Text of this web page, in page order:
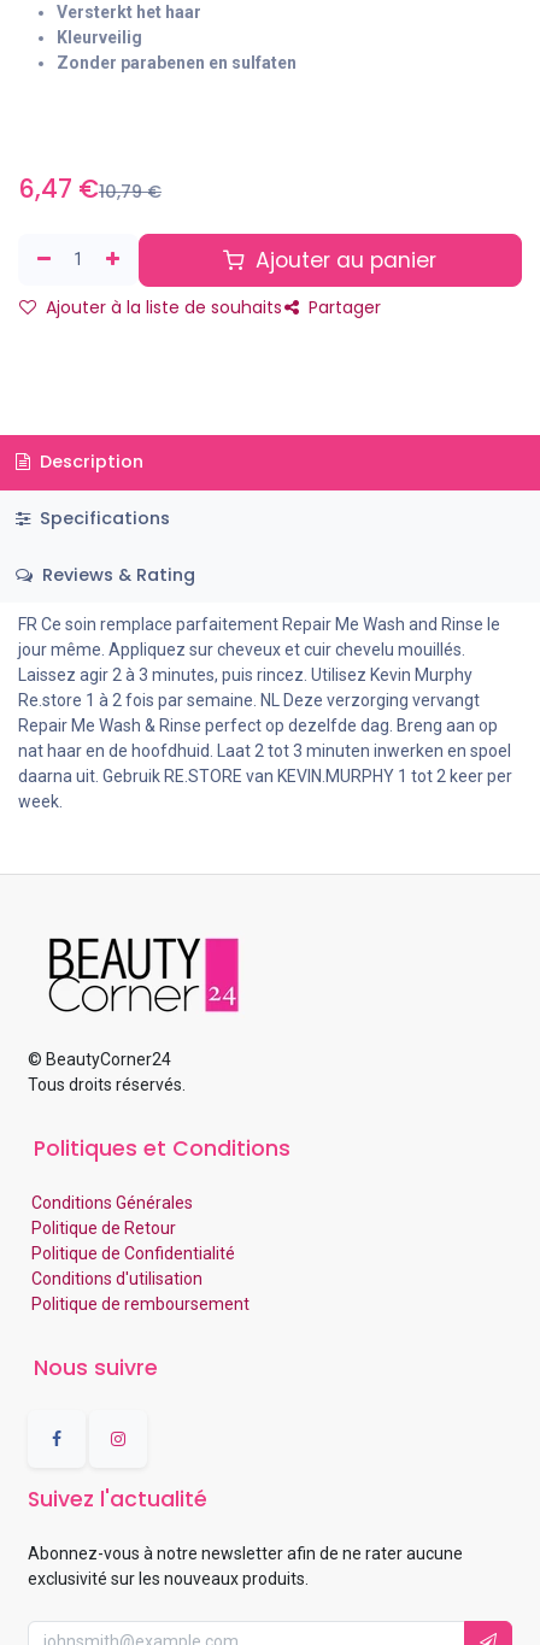
Versterkt het haar
Kleurveilig
Zonder parabenen en sulfaten
6,47 €10,79€
Ajouter au panier
Ajouter à la liste de souhaits Partager
Description
Specifications
Reviews & Rating
FR Ce soin remplace parfaitement Repair Me Wash and Rinse le
jour même. Appliquez sur cheveux et cuir chevelu mouillés.
Laissez agir 2 à 3 minutes, puis rincez. Utilisez Kevin Murphy
Re.store 1 à 2 fois par semaine. NL Deze verzorging vervangt
Repair Me Wash & Rinse perfect op dezelfde dag. Breng aan op
nat haar en de hoofdhuid. Laat 2 tot 3 minuten inwerken en spoel
daarna uit. Gebruik RE.STORE van KEVIN.MURPHY 1 tot 2 keer per
week.
© BeautyCorner24
Tous droits réservés.
Politiques et Conditions
Conditions Générales
Politique de Retour
Politique de Confidentialité
Conditions d'utilisation
Politique de remboursement
Nous suivre
Suivez l'actualité
Abonnez-vous à notre newsletter afin de ne rater aucune
exclusivité sur les nouveaux produits.